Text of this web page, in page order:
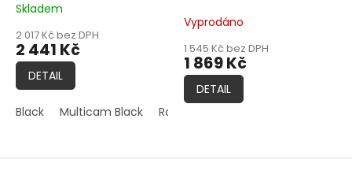
Průměrné
produktu
je
5,0
z
hvězdiček.
Skladem
2 017 Kč bez DPH
2 441 Kč
DETAIL
Black Multicam Black Ranger
Vyprodáno
1 545 Kč bez DPH
1 869 Kč
DETAIL
Z